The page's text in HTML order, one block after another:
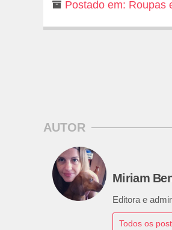
Postado em: Roupas
AUTOR
Miriam
Editora e
Todos os